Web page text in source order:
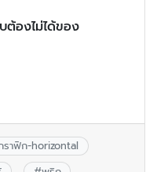
องไม่ได้ของ
ราฟิก-horizontal